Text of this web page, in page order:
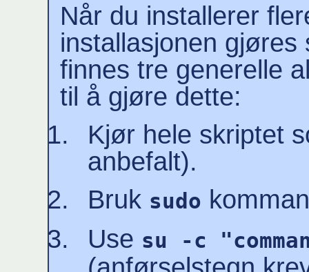
Når du installerer
installasjonen
finnes tre generelle
til å gjøre dette:
Kjør hele skriptet
anbefalt).
Bruk sudo
Use su -c